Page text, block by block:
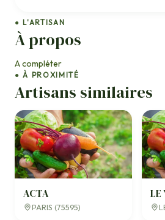
● L'ARTISAN
À propos
A compléter
● À PROXIMITÉ
Artisans similaires
ACTA
PARIS (75595)
LE